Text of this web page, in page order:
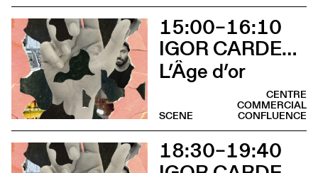
15:00–16:10
IGOR CARDELLINI & TOMAS GONZALEZ
L’Âge d’or
CENTRE
COMMERCIAL
CONFLUENCE
SCENE
18:30–19:40